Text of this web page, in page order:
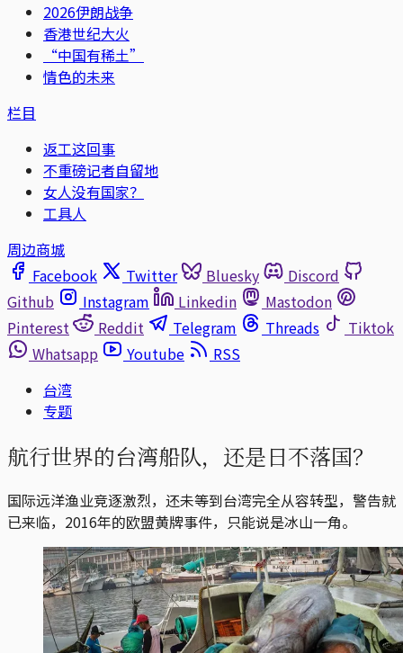
2026伊朗战争
香港世纪大火
“中国有稀土”
情色的未来
栏目
返工这回事
不重磅记者自留地
女人没有国家？
工具人
周边商城
Facebook
Twitter Bluesky
Discord
Github
Instagram Linkedin
Mastodon
Pinterest
Reddit Telegram Threads
Tiktok
Whatsapp
Youtube
RSS
台湾
专题
航行世界的台湾船队，还是日不落国？
国际远洋渔业竞逐激烈，还未等到台湾完全从容转型，警告就
已来临，2016年的欧盟黄牌事件，只能说是冰山一角。